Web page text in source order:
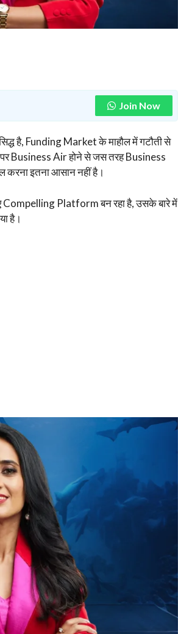
Join Now
है, Funding Market के माहौल में गटौती से
Business Air होने से जस तरह Business
करना इतना आसान नहीं है।
Platform बन रहा है, उसके बारे में
है।